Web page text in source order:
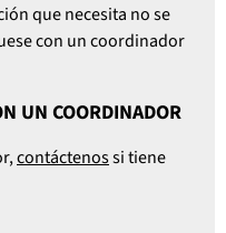
que necesita no se
con un coordinador
UN COORDINADOR
contáctenossi tiene